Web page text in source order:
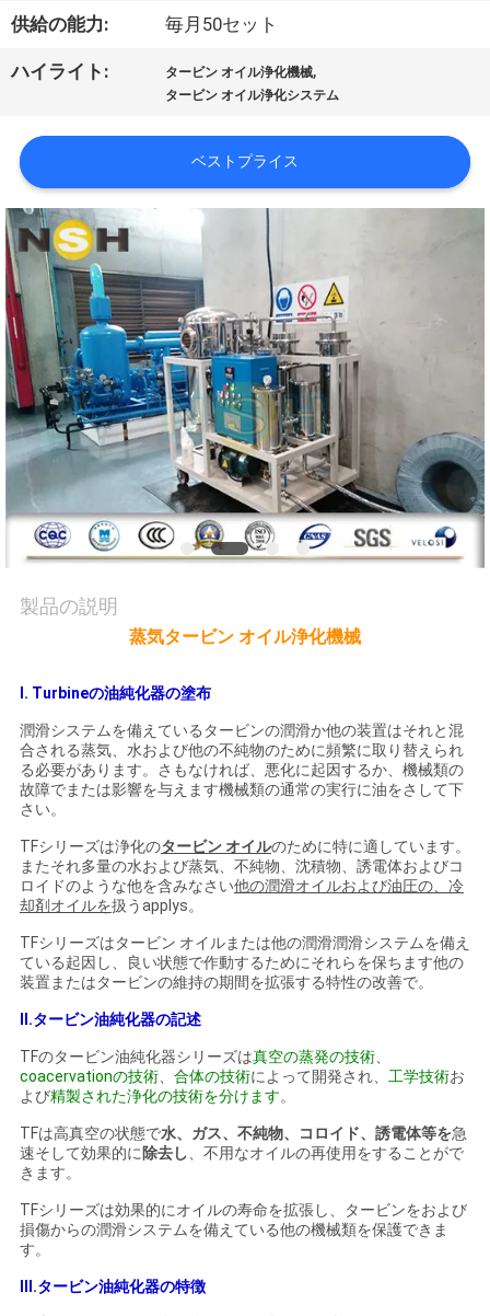
て
場
旅
行
品
質
管
理
私
達
に
絡
し
な
さ
い
ニ
ュ
ー
ス
引
用
を
要
供給の能力: 毎月50セット
ハイライト: タービン オイル浄化機械,
タービン オイル浄化システム
ベストプライス
製品の説明
蒸気タービン オイル浄化機械
I. Turbineの油純化器の塗布
潤滑システムを備えているタービンの潤滑か他の装置はそれと混
合される蒸気、水および他の不純物のために頻繁に取り替えられ
る必要があります。さもなければ、悪化に起因するか、機械類の
故障でまたは影響を与えます機械類の通常の実行に油をさして下
さい。
TFシリーズは浄化のタービン オイルのために特に適しています。
またそれ多量の水および蒸気、不純物、沈積物、誘電体およびコ
ロイドのような他を含みなさい他の潤滑オイルおよび油圧の、冷
却剤オイルを扱うapplys。
TFシリーズはタービン オイルまたは他の潤滑潤滑システムを備え
ている起因し、良い状態で作動するためにそれらを保ちます他の
装置またはタービンの維持の期間を拡張する特性の改善で。
II.タービン油純化器の記述
TFのタービン油純化器シリーズは真空の蒸発の技術、
coacervationの技術、 合体の技術によって開発され、 工学技術お
よび精製された浄化の技術を分けます。
TFは高真空の状態で水、ガス、不純物、コロイド、誘電体等を急
速そして効果的に除去し、不用なオイルの再使用をすることがで
きます。
TFシリーズは効果的にオイルの寿命を拡張し、タービンをおよび
損傷からの潤滑システムを備えている他の機械類を保護できま
す。
III.タービン油純化器の特徴